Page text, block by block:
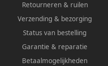
Retourneren & ruilen
Verzending & bezorging
Status van bestelling
Garantie & reparatie
Betaalmogelijkheden